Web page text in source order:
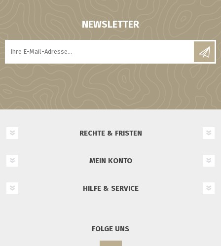
NEWSLETTER
RECHTE & FRISTEN
MEIN KONTO
HILFE & SERVICE
FOLGE UNS